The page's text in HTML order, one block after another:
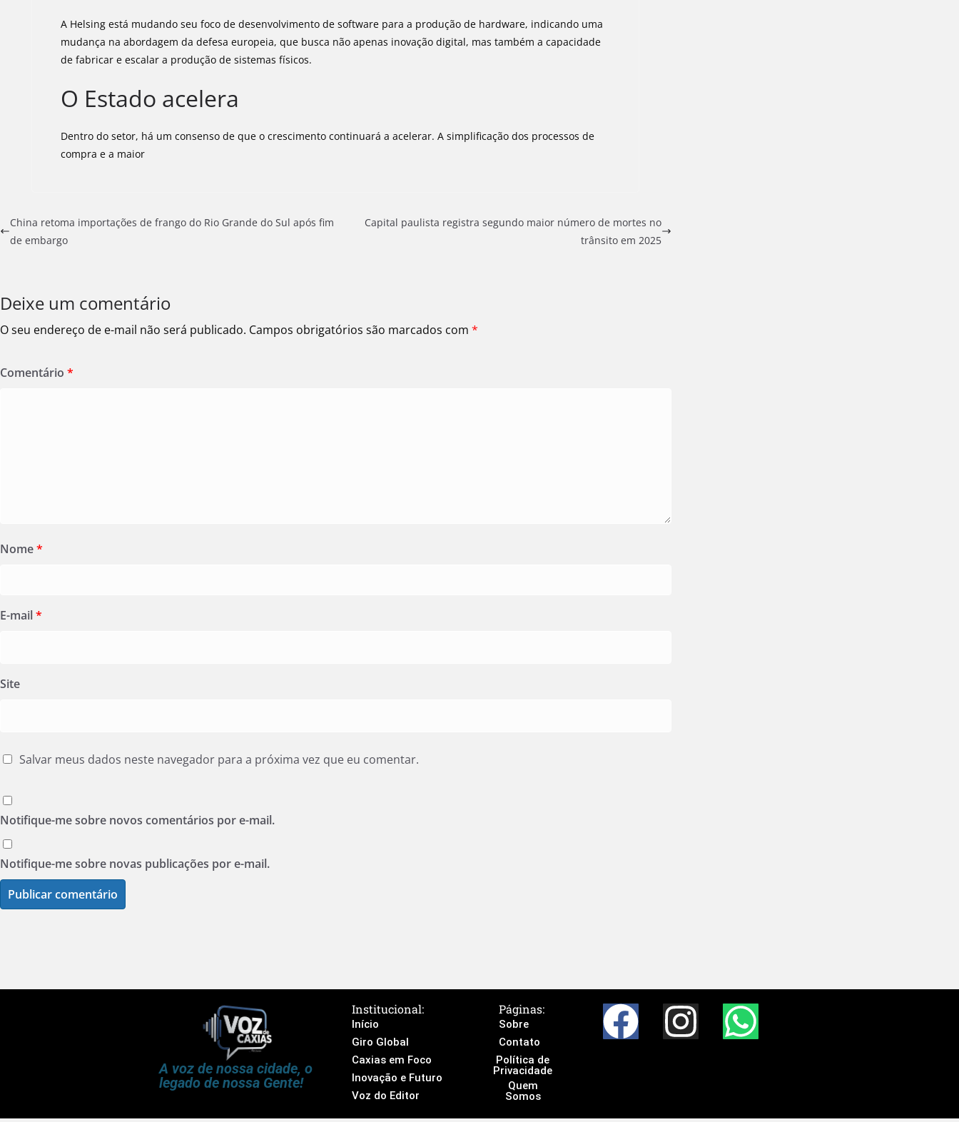
A Helsing está mudando seu foco de desenvolvimento de software para a produção de hardware, indicando uma
mudança na abordagem da defesa europeia, que busca não apenas inovação digital, mas também a capacidade
de fabricar e escalar a produção de sistemas físicos.
O Estado acelera
Dentro do setor, há um consenso de que o crescimento continuará a acelerar. A simplificação dos processos de
compra e a maior
China retoma importações de frango do Rio Grande do Sul após fim
de embargo
Capital paulista registra segundo maior número de mortes no
trânsito em 2025
Deixe um comentário
O seu endereço de e-mail não será publicado. Campos obrigatórios são marcados com *
Comentário *
Nome*
E-mail*
Site
Salvar meus dados neste navegador para a próxima vez que eu comentar.
Notifique-me sobre novos comentários por e-mail.
Notifique-me sobre novas publicações por e-mail.
A voz de nossa cidade, o
legado de nossa Gente!
Institucional:
Início
Giro Global
Caxias em Foco
Inovação e Futuro
Voz do Editor
Páginas:
Sobre
Contato
Política de
Privacidade
Quem
Somos